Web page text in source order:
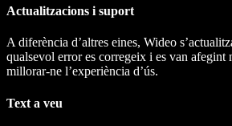
Actualitzacions i suport
A diferència d’altres eines, Wideo
qualsevol error es corregeix i es van afegint
millorar-ne l’experiència d’ús.
Text a veu